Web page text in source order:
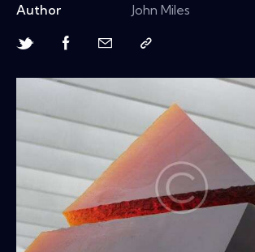
Author
John Miles